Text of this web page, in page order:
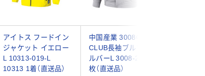
アイトス フードイン
ジャケット イエロー
L 10313-019-L
10313 1着（直送品）
中国産業 3008C's
CLUB長袖ブルゾンシ
ルバーL 3008-26-L 1
枚（直送品）